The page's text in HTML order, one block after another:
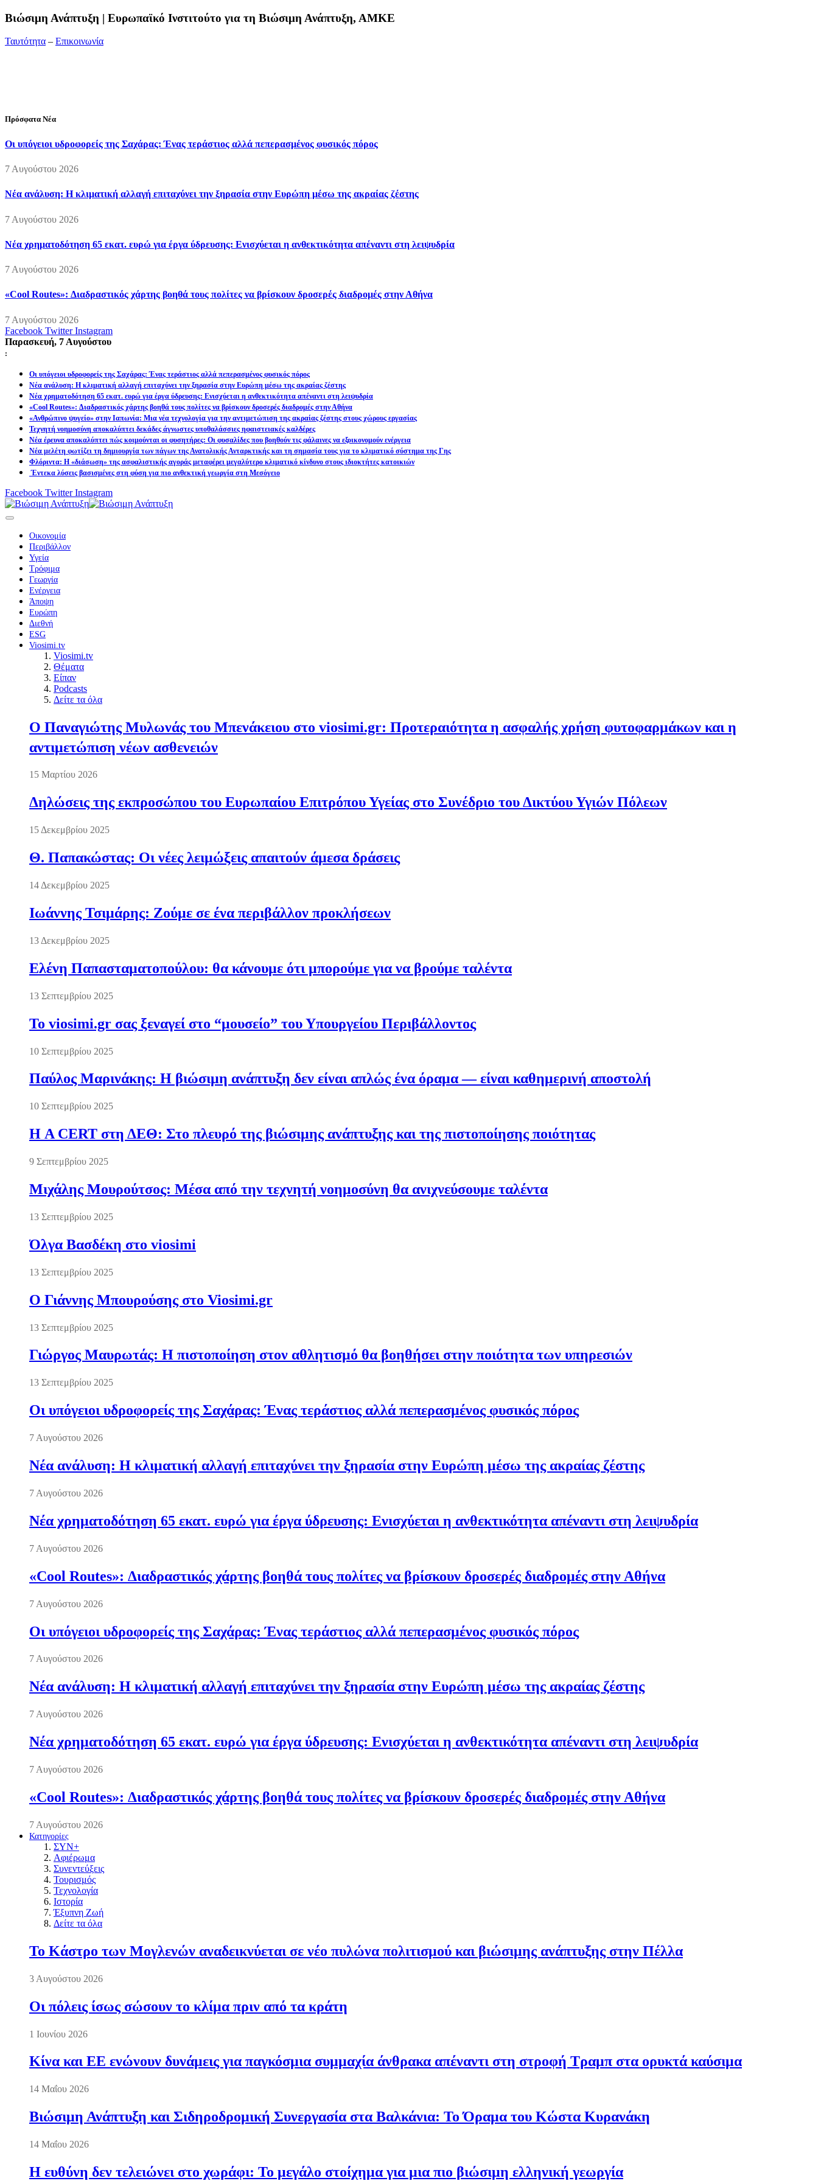
Bιώσιμη Ανάπτυξη | Ευρωπαϊκό Ινστιτούτο για τη Βιώσιμη Ανάπτυξη, ΑΜΚΕ
Ταυτότητα – Επικοινωνία
Πρόσφατα Νέα
Οι υπόγειοι υδροφορείς της Σαχάρας: Ένας τεράστιος αλλά πεπερασμένος φυσικός πόρος
7 Αυγούστου 2026
Νέα ανάλυση: Η κλιματική αλλαγή επιταχύνει την ξηρασία στην Ευρώπη μέσω της ακραίας ζέστης
7 Αυγούστου 2026
Νέα χρηματοδότηση 65 εκατ. ευρώ για έργα ύδρευσης: Ενισχύεται η ανθεκτικότητα απέναντι στη λειψυδρία
7 Αυγούστου 2026
«Cool Routes»: Διαδραστικός χάρτης βοηθά τους πολίτες να βρίσκουν δροσερές διαδρομές στην Αθήνα
7 Αυγούστου 2026
Facebook Twitter Instagram
Παρασκευή, 7 Αυγούστου
:
Οι υπόγειοι υδροφορείς της Σαχάρας: Ένας τεράστιος αλλά πεπερασμένος φυσικός πόρος
Νέα ανάλυση: Η κλιματική αλλαγή επιταχύνει την ξηρασία στην Ευρώπη μέσω της ακραίας ζέστης
Νέα χρηματοδότηση 65 εκατ. ευρώ για έργα ύδρευσης: Ενισχύεται η ανθεκτικότητα απέναντι στη λειψυδρία
«Cool Routes»: Διαδραστικός χάρτης βοηθά τους πολίτες να βρίσκουν δροσερές διαδρομές στην Αθήνα
«Ανθρώπινο ψυγείο» στην Ιαπωνία: Μια νέα τεχνολογία για την αντιμετώπιση της ακραίας ζέστης στους χώρους εργασίας
Τεχνητή νοημοσύνη αποκαλύπτει δεκάδες άγνωστες υποθαλάσσιες ηφαιστειακές καλδέρες
Νέα έρευνα αποκαλύπτει πώς κοιμούνται οι φυσητήρες: Οι φυσαλίδες που βοηθούν τις φάλαινες να εξοικονομούν ενέργεια
Νέα μελέτη φωτίζει τη δημιουργία των πάγων της Ανατολικής Ανταρκτικής και τη σημασία τους για το κλιματικό σύστημα της Γης
Φλόριντα: Η «διάσωση» της ασφαλιστικής αγοράς μεταφέρει μεγαλύτερο κλιματικό κίνδυνο στους ιδιοκτήτες κατοικιών
Έντεκα λύσεις βασισμένες στη φύση για πιο ανθεκτική γεωργία στη Μεσόγειο
Facebook Twitter Instagram
Οικονομία
Περιβάλλον
Υγεία
Τρόφιμα
Γεωργία
Ενέργεια
Άποψη
Ευρώπη
Διεθνή
ESG
Viosimi.tv
Viosimi.tv
Θέματα
Είπαν
Podcasts
Δείτε τα όλα
Ο Παναγιώτης Μυλωνάς του Μπενάκειου στο viosimi.gr: Προτεραιότητα η ασφαλής χρήση φυτοφαρμάκων και η
αντιμετώπιση νέων ασθενειών
15 Μαρτίου 2026
Δηλώσεις της εκπροσώπου του Ευρωπαίου Επιτρόπου Υγείας στο Συνέδριο του Δικτύου Υγιών Πόλεων
15 Δεκεμβρίου 2025
Θ. Παπακώστας: Οι νέες λειμώξεις απαιτούν άμεσα δράσεις
14 Δεκεμβρίου 2025
Ιωάννης Τσιμάρης: Ζούμε σε ένα περιβάλλον προκλήσεων
13 Δεκεμβρίου 2025
Ελένη Παπασταματοπούλου: θα κάνουμε ότι μπορούμε για να βρούμε ταλέντα
13 Σεπτεμβρίου 2025
Το viosimi.gr σας ξεναγεί στο “μουσείο” του Υπουργείου Περιβάλλοντος
10 Σεπτεμβρίου 2025
Παύλος Μαρινάκης: Η βιώσιμη ανάπτυξη δεν είναι απλώς ένα όραμα — είναι καθημερινή αποστολή
10 Σεπτεμβρίου 2025
Η A CERT στη ΔΕΘ: Στο πλευρό της βιώσιμης ανάπτυξης και της πιστοποίησης ποιότητας
9 Σεπτεμβρίου 2025
Μιχάλης Μουρούτσος: Μέσα από την τεχνητή νοημοσύνη θα ανιχνεύσουμε ταλέντα
13 Σεπτεμβρίου 2025
Όλγα Βασδέκη στο viosimi
13 Σεπτεμβρίου 2025
Ο Γιάννης Μπουρούσης στο Viosimi.gr
13 Σεπτεμβρίου 2025
Γιώργος Μαυρωτάς: Η πιστοποίηση στον αθλητισμό θα βοηθήσει στην ποιότητα των υπηρεσιών
13 Σεπτεμβρίου 2025
Οι υπόγειοι υδροφορείς της Σαχάρας: Ένας τεράστιος αλλά πεπερασμένος φυσικός πόρος
7 Αυγούστου 2026
Νέα ανάλυση: Η κλιματική αλλαγή επιταχύνει την ξηρασία στην Ευρώπη μέσω της ακραίας ζέστης
7 Αυγούστου 2026
Νέα χρηματοδότηση 65 εκατ. ευρώ για έργα ύδρευσης: Ενισχύεται η ανθεκτικότητα απέναντι στη λειψυδρία
7 Αυγούστου 2026
«Cool Routes»: Διαδραστικός χάρτης βοηθά τους πολίτες να βρίσκουν δροσερές διαδρομές στην Αθήνα
7 Αυγούστου 2026
Οι υπόγειοι υδροφορείς της Σαχάρας: Ένας τεράστιος αλλά πεπερασμένος φυσικός πόρος
7 Αυγούστου 2026
Νέα ανάλυση: Η κλιματική αλλαγή επιταχύνει την ξηρασία στην Ευρώπη μέσω της ακραίας ζέστης
7 Αυγούστου 2026
Νέα χρηματοδότηση 65 εκατ. ευρώ για έργα ύδρευσης: Ενισχύεται η ανθεκτικότητα απέναντι στη λειψυδρία
7 Αυγούστου 2026
«Cool Routes»: Διαδραστικός χάρτης βοηθά τους πολίτες να βρίσκουν δροσερές διαδρομές στην Αθήνα
7 Αυγούστου 2026
Κατηγορίες
ΣΥΝ+
Αφιέρωμα
Συνεντεύξεις
Τουρισμός
Τεχνολογία
Ιστορία
Έξυπνη Ζωή
Δείτε τα όλα
Το Κάστρο των Μογλενών αναδεικνύεται σε νέο πυλώνα πολιτισμού και βιώσιμης ανάπτυξης στην Πέλλα
3 Αυγούστου 2026
Οι πόλεις ίσως σώσουν το κλίμα πριν από τα κράτη
1 Ιουνίου 2026
Κίνα και ΕΕ ενώνουν δυνάμεις για παγκόσμια συμμαχία άνθρακα απέναντι στη στροφή Τραμπ στα ορυκτά καύσιμα
14 Μαΐου 2026
Βιώσιμη Ανάπτυξη και Σιδηροδρομική Συνεργασία στα Βαλκάνια: Το Όραμα του Κώστα Κυρανάκη
14 Μαΐου 2026
Η ευθύνη δεν τελειώνει στο χωράφι: Το μεγάλο στοίχημα για μια πιο βιώσιμη ελληνική γεωργία